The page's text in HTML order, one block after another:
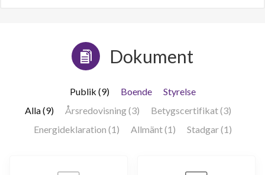
Dokument
Publik (9) Boende
Styrelse
Alla (9)
Årsredovisning (3)
Betygscertifikat (3)
Energideklaration (1)
Allmänt (1) Stadgar (1)